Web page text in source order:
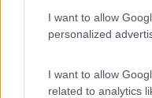
I want to allow
personalized
I want to allow
related to analytics